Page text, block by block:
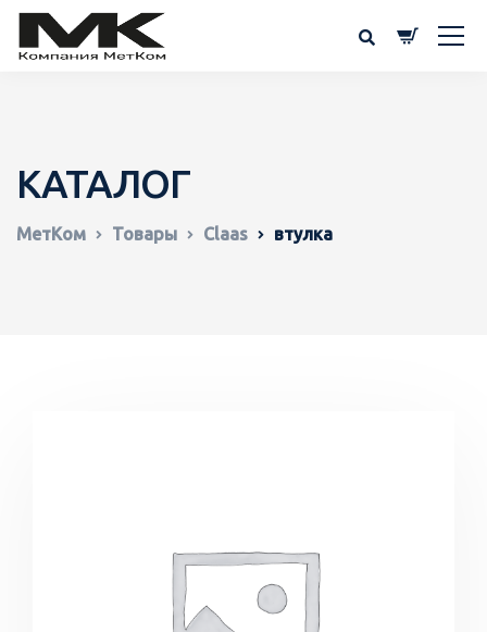
КАТАЛОГ
МетКом Товары Claas втулка